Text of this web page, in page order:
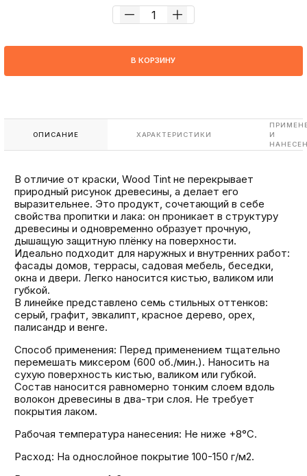
В КОРЗИНУ
ОПИСАНИЕ ХАРАКТЕРИСТИКИ
И
В отличие от краски, Wood Tint не перекрывает
природный рисунок древесины, а делает его
выразительнее. Это продукт, сочетающий в себе
свойства пропитки и лака: он проникает в структуру
древесины и одновременно образует прочную,
дышащую защитную плёнку на поверхности.
Идеально подходит для наружных и внутренних работ:
фасады домов, террасы, садовая мебель, беседки,
окна и двери. Легко наносится кистью, валиком или
губкой.
В линейке представлено семь стильных оттенков:
серый, графит, эвкалипт, красное дерево, орех,
палисандр и венге.
Способ применения: Перед применением тщательно
перемешать миксером (600 об./мин.). Наносить на
сухую поверхность кистью, валиком или губкой.
Состав наносится равномерно тонким слоем вдоль
волокон древесины в два-три слоя. Не требует
покрытия лаком.
Рабочая температура нанесения: Не ниже +8°С.
Расход: На однослойное покрытие 100-150 г/м2.